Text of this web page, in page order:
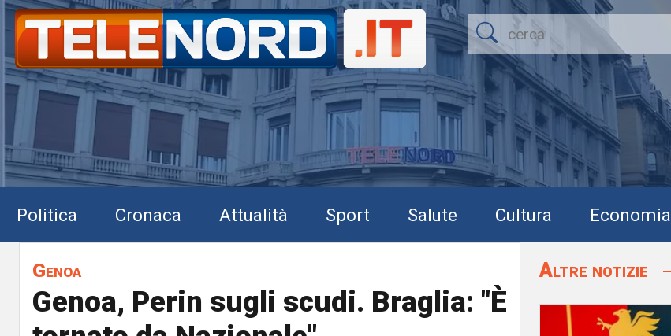
Politica Cronaca Attualità Sport Salute Cultura Economia
Genoa
Genoa, Perin sugli scudi. Braglia: "È
Altre notizie